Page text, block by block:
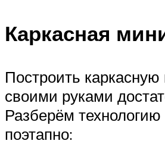
Каркасная
Построить
своими руками
Разберём технологию
поэтапно: